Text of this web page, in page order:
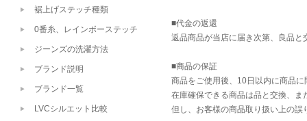
■代金の返還
返品商品が当店に届き次第、良品
■商品の保証
商品をご使用後、10日以内に商品
在庫確保できる商品は品と交換、ま
但し、お客様の商品取り扱い上の
裾上げステッチ種類
0番糸、レインボーステッチ
ジーンズの洗濯方法
ブランド説明
ブランド一覧
LVCシルエット比較